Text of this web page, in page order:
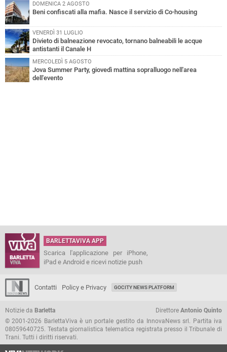
DOMENICA 2 AGOSTO
Beni confiscati alla mafia. Nasce il servizio di Co-housing
VENERDÌ 31 LUGLIO
Divieto di balneazione revocato, tornano balneabili le acque
antistanti il Canale H
MERCOLEDÌ 5 AGOSTO
Jova Summer Party, giovedì mattina sopralluogo nell'area
dell'evento
BARLETTAVIVA APP
Scarica l'applicazione per iPhone,
iPad e Android e ricevi notizie push
Contatti Policy e Privacy GOCITY NEWS PLATFORM
Notizie da Barletta Direttore Antonio Quinto
© 2001-2026 BarlettaViva è un portale gestito da InnovaNews srl. Partita iva
08059640725. Testata giornalistica telematica registrata presso il Tribunale di
Trani. Tutti i diritti riservati.